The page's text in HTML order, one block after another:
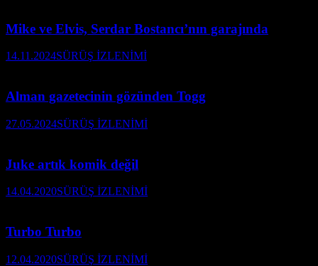
Mike ve Elvis, Serdar Bostancı’nın garajında
14.11.2024SÜRÜŞ İZLENİMİ
Alman gazetecinin gözünden Togg
27.05.2024SÜRÜŞ İZLENİMİ
Juke artık komik değil
14.04.2020SÜRÜŞ İZLENİMİ
Turbo Turbo
12.04.2020SÜRÜŞ İZLENİMİ